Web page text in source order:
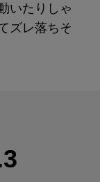
いたりしゃ
ズレ落ちそ